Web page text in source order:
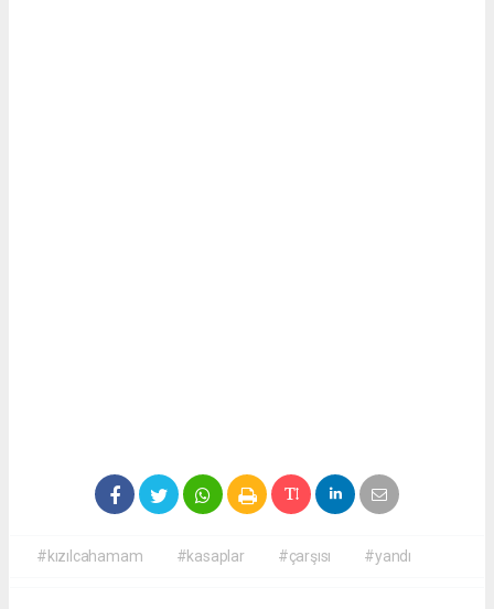
#kızılcahamam #kasaplar #çarşısı #yandı